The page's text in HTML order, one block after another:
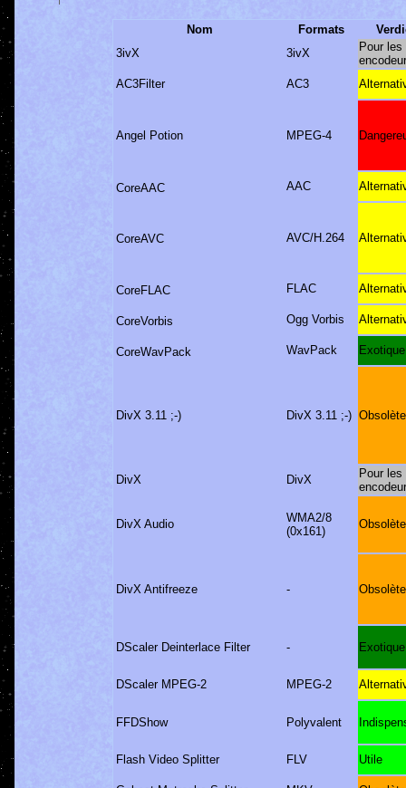
Nom Formats
3ivX
3ivX
Pour les
AC3Filter
AC3
Angel Potion MPEG-4
CoreAAC AAC
CoreAVC AVC/H.264
CoreFLAC FLAC
CoreVorbis Ogg Vorbis
CoreWavPack WavPack Exotique
DivX 3.11 ;-) DivX 3.11 ;-) Obsolète
DivX DivX
Pour les
DivX Audio
WMA2/8
(0x161)
Obsolète
DivX Antifreeze - Obsolète
DScaler Deinterlace Filter - Exotique
DScaler MPEG-2 MPEG-2
FFDShow Polyvalent
Flash Video Splitter FLV Utile